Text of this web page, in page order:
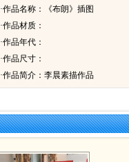
·作品名称：《布朗》插图
·作品材质：
·作品年代：
·作品尺寸：
·作品简介： 李晨素描作品